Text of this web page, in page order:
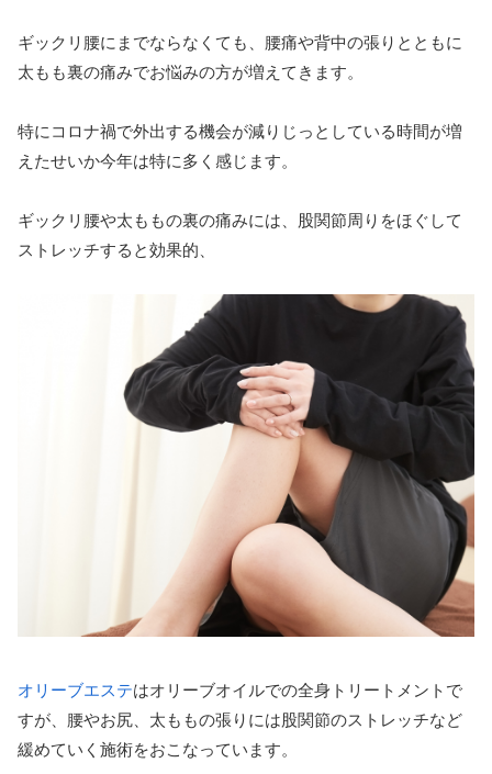
ギックリ腰にまでならなくても、腰痛や背中の張りとともに
太もも裏の痛みでお悩みの方が増えてきます。
特にコロナ禍で外出する機会が減りじっとしている時間が増
えたせいか今年は特に多く感じます。
ギックリ腰や太ももの裏の痛みには、股関節周りをほぐして
ストレッチすると効果的、
オリーブエステはオリーブオイルでの全身トリートメントで
すが、腰やお尻、太ももの張りには股関節のストレッチなど
緩めていく施術をおこなっています。